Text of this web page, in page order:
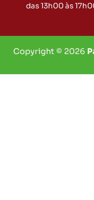
das 13h00 às
Copyright © 2026